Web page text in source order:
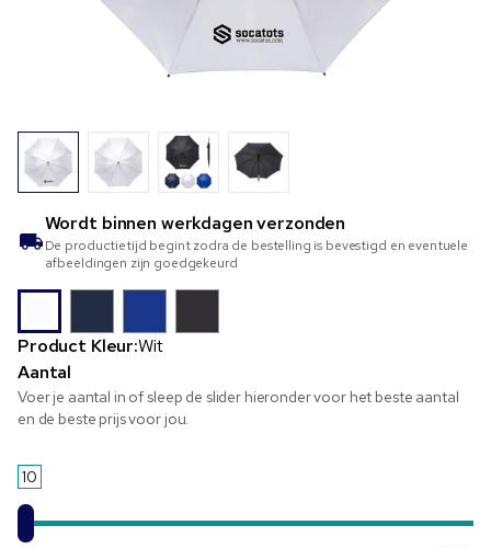
Wordt binnen werkdagen verzonden
De productietijd begint zodra de bestelling is bevestigd en eventuele
afbeeldingen zijn goedgekeurd
Product Kleur:Wit
Aantal
Voer je aantal in of sleep de slider hieronder voor het beste aantal
en de beste prijs voor jou.
10